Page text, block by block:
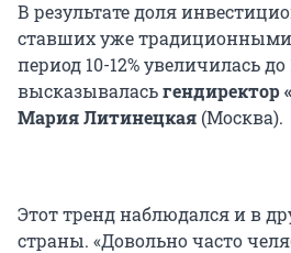
В результате доля
ставших уже
период 10-12% увеличилась до
высказываласьгендиректор
Мария Литинецкая (Москва).
Этот тренд наблюдался и в
страны. «Довольно часто